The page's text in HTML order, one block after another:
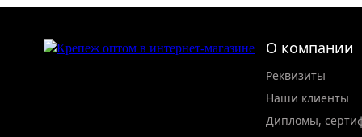
О компании
Реквизиты
Наши клиенты
Дипломы,